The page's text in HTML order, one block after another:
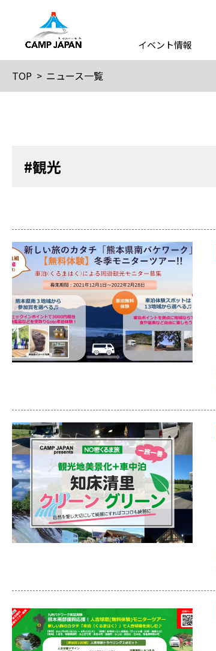
イベント情報
TOP ニュース一覧
#観光